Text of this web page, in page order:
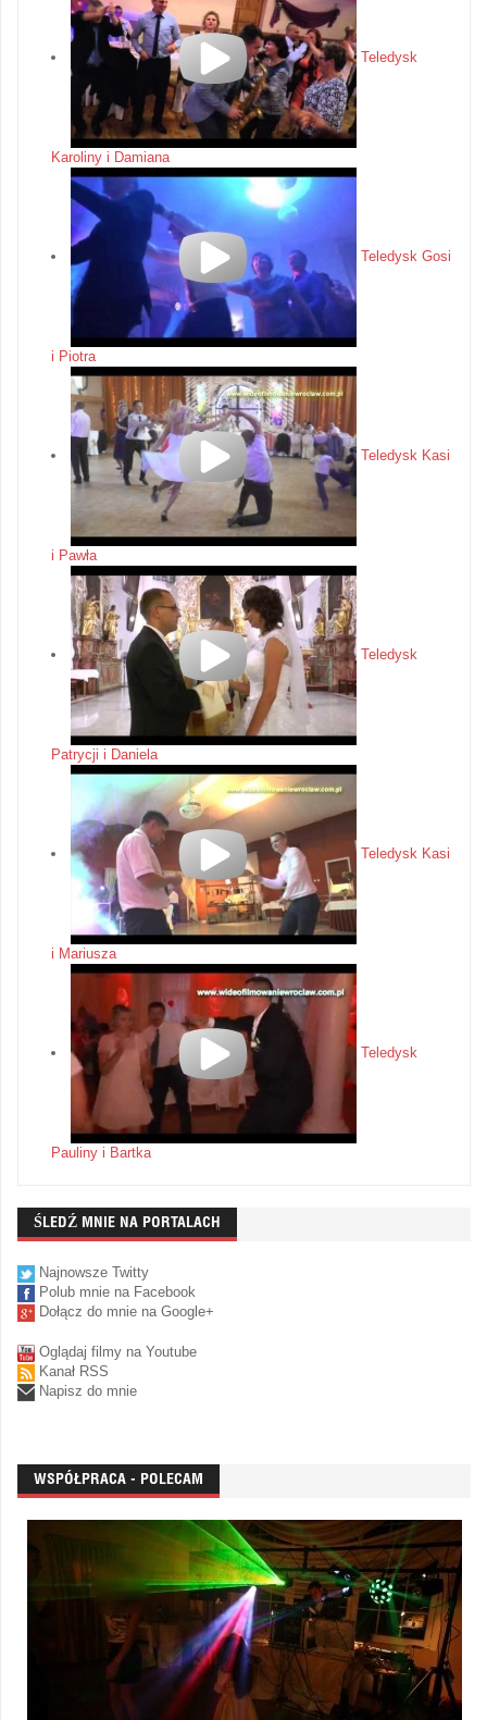
Teledysk
Karoliny i Damiana
Teledysk Gosi
i Piotra
Teledysk Kasi
i Pawła
Teledysk
Patrycji i Daniela
Teledysk Kasi
i Mariusza
Teledysk
Pauliny i Bartka
ŚLEDŹ MNIE NA PORTALACH
Najnowsze Twitty
Polub mnie na Facebook
Dołącz do mnie na Google+
Oglądaj filmy na Youtube
Kanał RSS
Napisz do mnie
WSPÓŁPRACA - POLECAM